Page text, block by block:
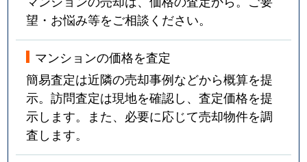
望・お悩み等をご相談ください。
マンションの価格を査定
簡易査定は近隣の売却事例などから概算を提
示。訪問査定は現地を確認し、査定価格を提
示します。また、必要に応じて売却物件を調
査します。